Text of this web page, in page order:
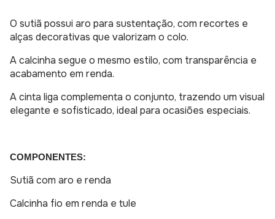
O sutiã possui aro para sustentação, com recortes e
alças decorativas que valorizam o colo.
A calcinha segue o mesmo estilo, com transparência e
acabamento em renda.
A cinta liga complementa o conjunto, trazendo um visual
elegante e sofisticado, ideal para ocasiões especiais.
COMPONENTES:
Sutiã com aro e renda
Calcinha fio em renda e tule